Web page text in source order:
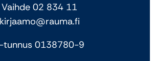
Vaihde 02 834 11
kirjaamo@rauma.fi
tunnus 0138780-9